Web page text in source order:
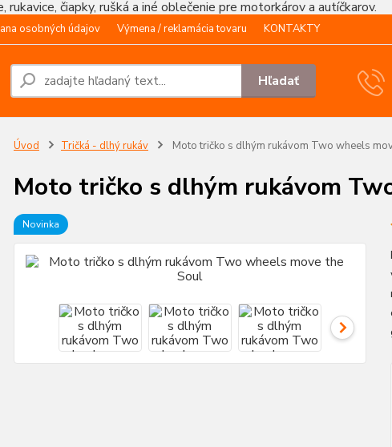
čiapky, rušká a iné oblečenie pre motorkárov a autíčkarov.
osobných údajov Výmena / reklamácia tovaru KONTAKTY
Hľadať
Úvod Tričká - dlhý rukáv Moto tričko s dlhým rukávom Two wheels
Moto tričko s dlhým rukávom
Novinka